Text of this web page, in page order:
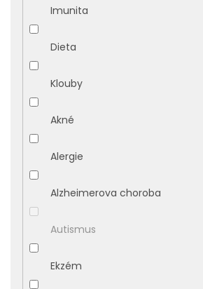
Imunita
Dieta
Klouby
Akné
Alergie
Alzheimerova choroba
Autismus
Ekzém